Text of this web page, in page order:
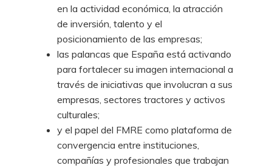
en la actividad económica, la atracción
de inversión, talento y el
posicionamiento de las empresas;
las palancas que España está activando
para fortalecer su imagen internacional a
través de iniciativas que involucran a sus
empresas, sectores tractores y activos
culturales;
y el papel del FMRE como plataforma de
convergencia entre instituciones,
compañías y profesionales que trabajan